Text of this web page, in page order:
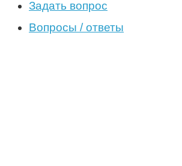
Задать вопрос
Вопросы / ответы